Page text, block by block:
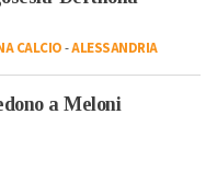
CALCIO-ALESSANDRIA
a Meloni